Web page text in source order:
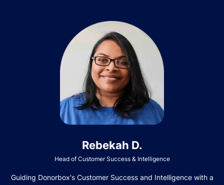
Rebekah D.
Head of Customer Success & Intelligence
Guiding Donorbox's Customer Success and Intelligence with a